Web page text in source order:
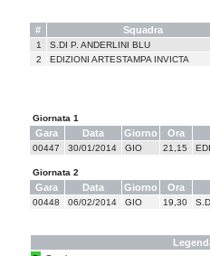
# Squadra
1 S.DI P. ANDERLINI BLU
2
EDIZIONI ARTESTAMPA INVICTA
Giornata 1
Gara Data Giorno Ora
00447 30/01/2014 GIO 21,15
Giornata 2
Gara Data Giorno Ora
00448 06/02/2014 GIO 19,30